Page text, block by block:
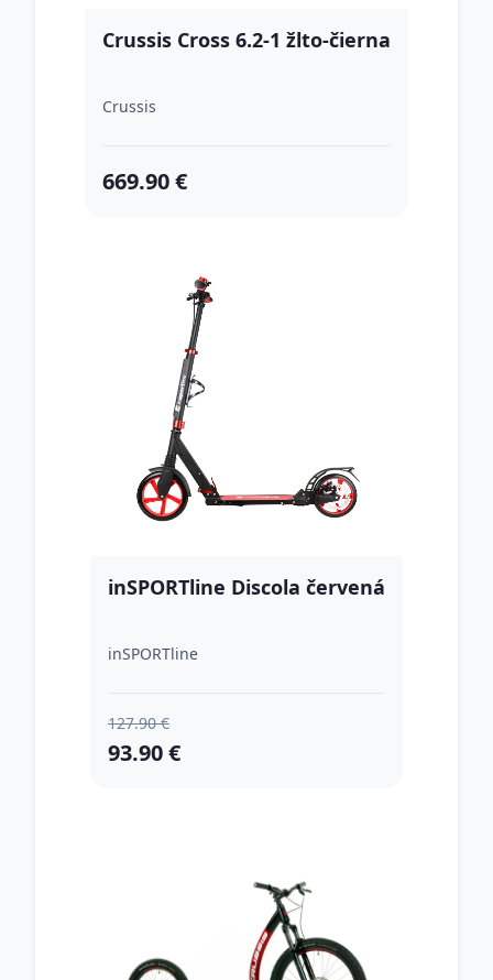
Crussis Cross 6.2-1 žlto-čierna
Crussis
669.90 €
inSPORTline Discola červená
inSPORTline
127.90 €
93.90 €